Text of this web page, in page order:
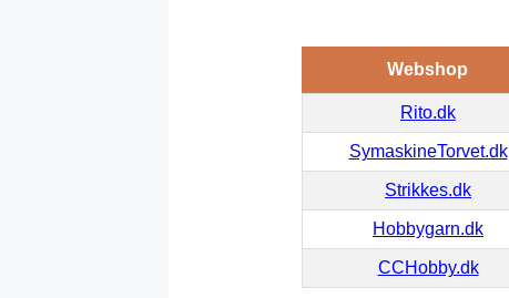
Webshop
Rito.dk
SymaskineTorvet.dk
Strikkes.dk
Hobbygarn.dk
CCHobby.dk